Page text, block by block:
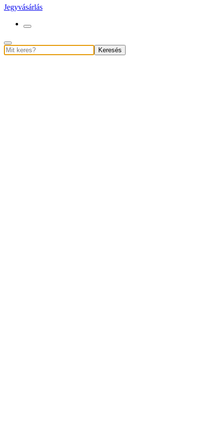
Jegyvásárlás
Keresés